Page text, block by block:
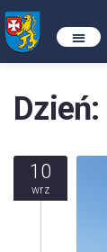
Dzień:
10
wrz